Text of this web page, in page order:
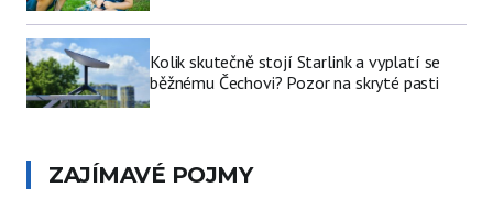
Kolik skutečně stojí Starlink a vyplatí se
běžnému Čechovi? Pozor na skryté pasti
ZAJÍMAVÉ POJMY